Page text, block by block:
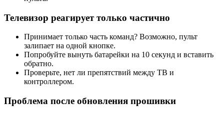
Телевизор реагирует только частично
Принимает только часть команд? Возможно, пульт
залипает на одной кнопке.
Попробуйте вынуть батарейки на 10 секунд и вставить
обратно.
Проверьте, нет ли препятствий между ТВ и
контроллером.
Проблема после обновления прошивки